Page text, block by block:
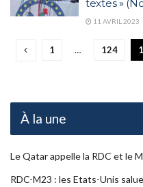
textes »
11 AVRIL 2023
1 … 124
À la une
Le Qatar appelle la RDC et le
RDC-M23 : les Etats-Unis